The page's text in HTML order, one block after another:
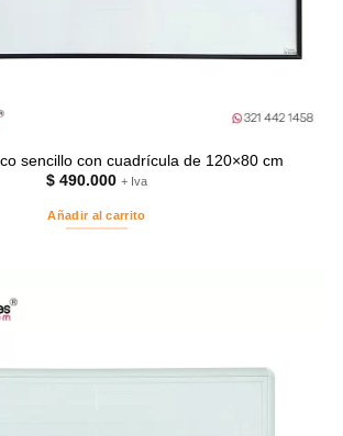
sencillo con cuadrícula de 120×80 cm
$ 490.000 + Iva
Añadir al carrito